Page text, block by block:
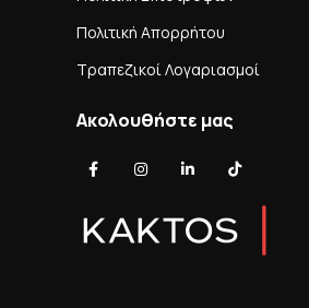
Πολιτική Απορρήτου
Τραπεζικοί Λογαριασμοί
Ακολουθήστε μας